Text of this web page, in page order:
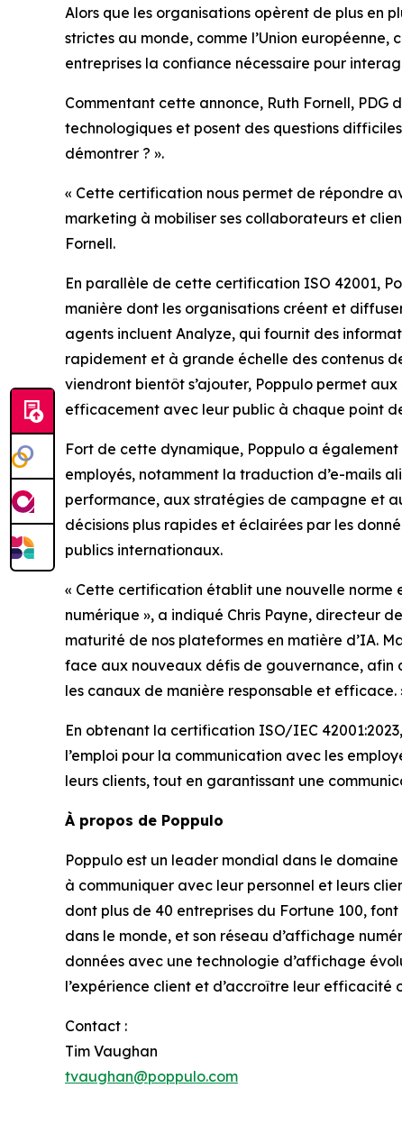
Alors que les organisations opèrent de plus en
strictes au monde, comme l’Union
entreprises la confiance nécessaire pour
Commentant cette annonce, Ruth Fornell, PDG
technologiques et posent des questions
démontrer ? ».
« Cette certification nous permet de répondre
marketing à mobiliser ses collaborateurs et
Fornell.
En parallèle de cette certification ISO 42001,
manière dont les organisations créent et
agents incluent Analyze, qui fournit des
rapidement et à grande échelle des contenus
viendront bientôt s’ajouter, Poppulo permet
efficacement avec leur public à chaque point
Fort de cette dynamique, Poppulo a
employés, notamment la traduction d’e-mails
performance, aux stratégies de campagne et
décisions plus rapides et éclairées par les
publics internationaux.
« Cette certification établit une nouvelle norme
numérique », a indiqué Chris Payne, directeur
maturité de nos plateformes en matière d’IA.
face aux nouveaux défis de gouvernance, afin
les canaux de manière responsable et efficace.
En obtenant la certification ISO/IEC
l’emploi pour la communication avec les
leurs clients, tout en garantissant une
À propos de Poppulo
Poppulo est un leader mondial dans le
à communiquer avec leur personnel et leurs
dont plus de 40 entreprises du Fortune 100,
dans le monde, et son réseau d’affichage
données avec une technologie d’affichage
l’expérience client et d’accroître leur efficacité
Contact :
Tim Vaughan
tvaughan@poppulo.com